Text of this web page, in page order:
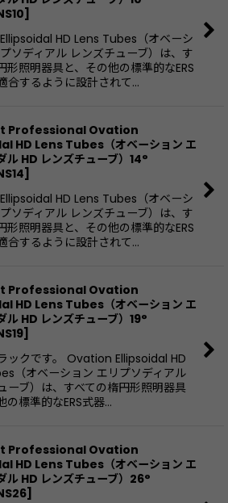
]
HD Lens Tubes（オベーシ
ソディアル レンズチューブ）は、す
形照明器具と、その他の標準的なERS
合するように設計されて…
Professional Ovation
HD Lens Tubes（オベーション エ
ル HD レンズチューブ）14°
]
HD Lens Tubes（オベーシ
ソディアル レンズチューブ）は、す
形照明器具と、その他の標準的なERS
合するように設計されて…
Professional Ovation
HD Lens Tubes（オベーション エ
ル HD レンズチューブ）19°
]
ックです。 Ovation Ellipsoidal HD
（オベーション エリプソディアル
ーブ）は、すべての楕円形照明器具
の標準的なERS式器…
Professional Ovation
HD Lens Tubes（オベーション エ
ル HD レンズチューブ）26°
]